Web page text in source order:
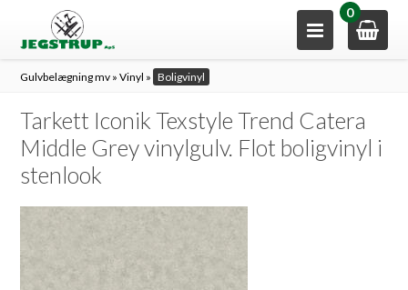
0
Gulvbelægning mv »Vinyl » Boligvinyl
Tarkett Iconik Texstyle Trend Catera
Middle Grey vinylgulv. Flot boligvinyl i
stenlook